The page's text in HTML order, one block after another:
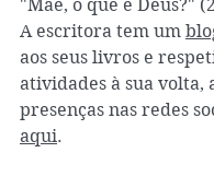
"Mãe, o que é Deus?"
A escritora tem um
aos seus livros e
atividades à sua volta,
presenças nas redes
aqui.